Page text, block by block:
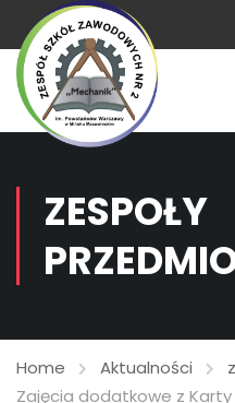
ZESPOŁY
Home Aktualności
Zajęcia dodatkowe z